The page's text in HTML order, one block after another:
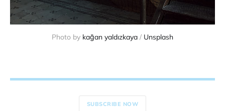
Photo by kağan yaldızkaya / Unsplash
SUBSCRIBE NOW